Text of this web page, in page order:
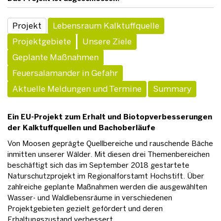
Projekt
Lebensraum Kalktuffquelle
Projektgebiete
Unsere Ziele
Geplante Maßnahmen
Feuersalamander in Gefahr
Aktuelle Meldungen und Termine
Summary
Ein EU-Projekt zum Erhalt und Biotopverbesserungen
der Kalktuffquellen und Bachoberläufe
Von Moosen geprägte Quellbereiche und rauschende Bäche
inmitten unserer Wälder. Mit diesen drei Themenbereichen
beschäftigt sich das im September 2018 gestartete
Naturschutzprojekt im Regionalforstamt Hochstift. Über
zahlreiche geplante Maßnahmen werden die ausgewählten
Wasser- und Waldlebensräume in verschiedenen
Projektgebieten gezielt gefördert und deren